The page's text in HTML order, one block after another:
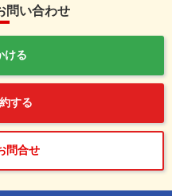
問い合わせ
ける
する
問合せ